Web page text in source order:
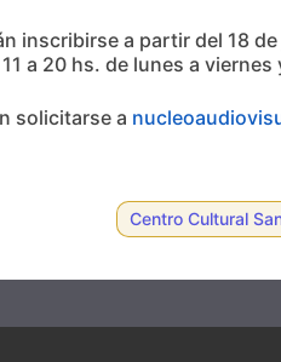
inscribirse a partir del 18
a 20 hs. de lunes a
solicitarse a
Centro Cultural